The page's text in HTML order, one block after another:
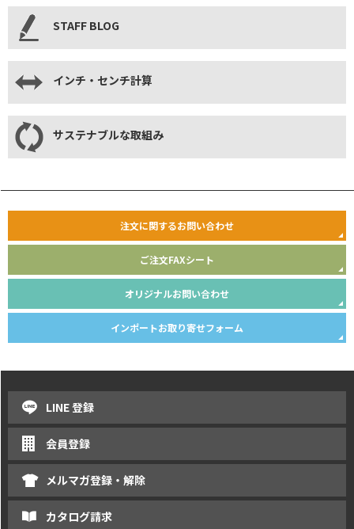
STAFF BLOG
インチ・センチ計算
サステナブルな取組み
注文に関するお問い合わせ
ご注文FAXシート
オリジナルお問い合わせ
インポートお取り寄せフォーム
LINE 登録
会員登録
メルマガ登録・解除
カタログ請求